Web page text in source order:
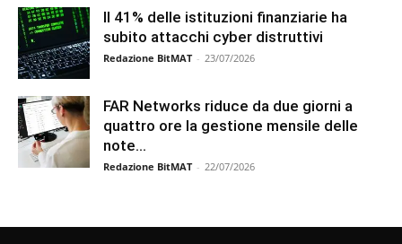
Il 41% delle istituzioni finanziarie ha
subito attacchi cyber distruttivi
Redazione BitMAT - 23/07/2026
FAR Networks riduce da due giorni a
quattro ore la gestione mensile delle
note...
Redazione BitMAT - 22/07/2026